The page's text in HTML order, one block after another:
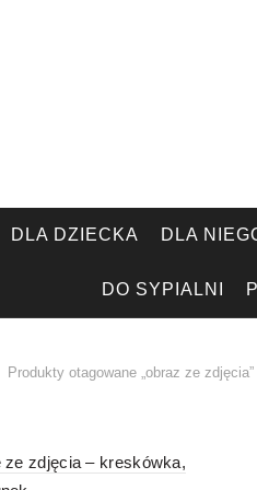
DLA DZIECKA DLA
DO SYPIALNI
Produkty otagowane „obraz ze zdjęcia”
ze zdjęcia – kreskówka,